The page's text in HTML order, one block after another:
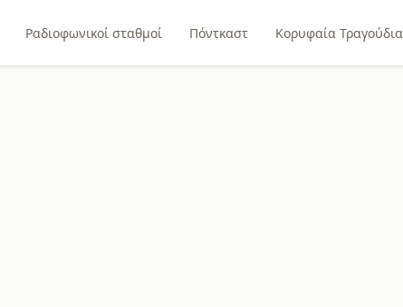
Ραδιοφωνικοί σταθμοί Πόντκαστ Κορυφαία Τραγούδια